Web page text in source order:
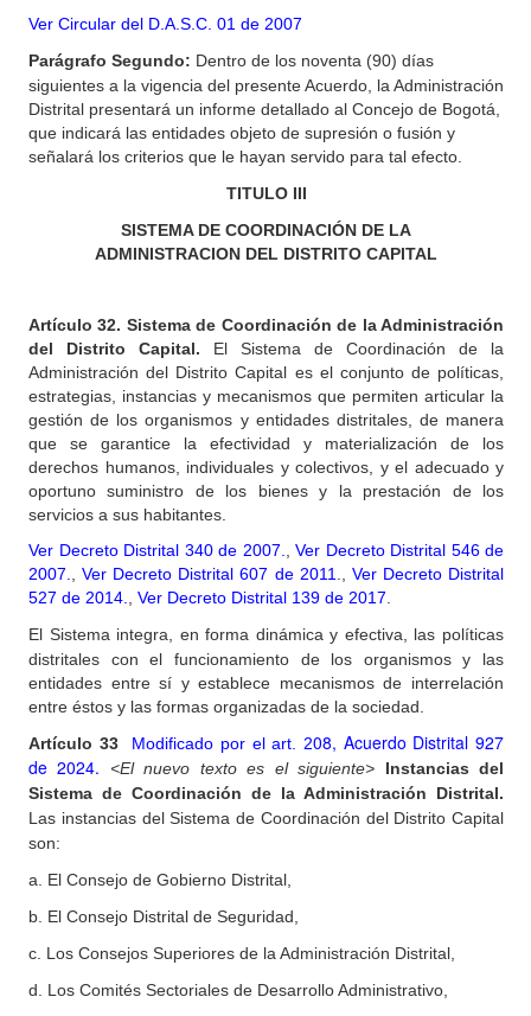
Ver Circular del D.A.S.C. 01 de 2007
Parágrafo Segundo: Dentro de los noventa (90) días
siguientes a la vigencia del presente Acuerdo, la Administración
Distrital presentará un informe detallado al Concejo de Bogotá,
que indicará las entidades objeto de supresión o fusión y
señalará los criterios que le hayan servido para tal efecto.
TITULO III
SISTEMA DE COORDINACIÓN DE LA
ADMINISTRACION DEL DISTRITO CAPITAL
Artículo32. Sistema de Coordinación de la Administración
del Distrito Capital. El Sistema de Coordinación de la
Administración del Distrito Capital es el conjunto de políticas,
estrategias, instancias y mecanismos que permiten articular la
gestión de los organismos y entidades distritales, de manera
que se garantice la efectividad y materialización de los
derechos humanos, individuales y colectivos, y el adecuado y
oportuno suministro de los bienes y la prestación de los
servicios a sus habitantes.
Ver Decreto Distrital 340 de 2007.
Ver Decreto Distrital 546 de
2007.
,Ver Decreto Distrital 607 de 2011
Ver Decreto Distrital
527 de 2014.
Ver Decreto Distrital 139 de 2017
El Sistema integra,
en forma dinámica y efectiva, las políticas
distritales con el funcionamiento de los organismos y las
entidades entre sí y establece mecanismos de interrelación
entre éstos y las formas organizadas de la sociedad.
Artículo 33 Modificado por el art. 208, Acuerdo Distrital 927
de 2024.
<El nuevo texto es el siguiente>
Instancias del
Sistema de Coordinación de la Administración Distrital.
Las instancias del Sistema de Coordinación del Distrito Capital
son:
a. El Consejo de Gobierno Distrital,
b. El Consejo Distrital de Seguridad,
c. Los Consejos Superiores de la Administración Distrital,
d. Los Comités Sectoriales de Desarrollo Administrativo,